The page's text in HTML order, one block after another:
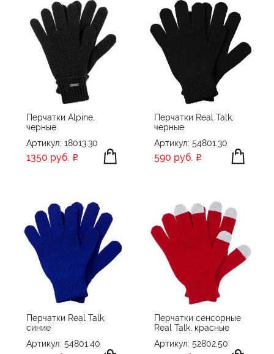
Перчатки Alpine,
черные
Артикул: 18013.30
1350 руб.
Перчатки Real Talk,
черные
Артикул: 54801.30
590 руб.
Перчатки Real Talk,
синие
Артикул: 54801.40
Перчатки сенсорные
Real Talk, красные
Артикул: 52802.50